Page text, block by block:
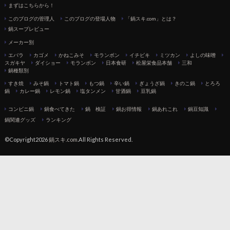
まずはこちらから！
このブログの管理人 このブログの登場人物
「鍋スキ.com」とは？
鍋スープレビュー
メーカー別
エバラ カゴメ かねこみそ モランボン イチビキ ミツカン
よしの味噌
スガキヤ
ダイショー モランボン 日本食研 松屋栄食品本舗
三和
鍋種類別
すき焼 みそ鍋 トマト鍋 もつ鍋 辛い鍋 ぎょうざ鍋 きのこ鍋
とろろ
鍋
カレー鍋 レモン鍋 塩タンメン 甘酒鍋 豆乳鍋
コンビニ鍋 鍋食べてきた 鍋 検証 鍋お得情報 鍋あれこれ
鍋豆知識
鍋関連グッズ
ランキング
©Copyright2026鍋スキ.com .All Rights Reserved.